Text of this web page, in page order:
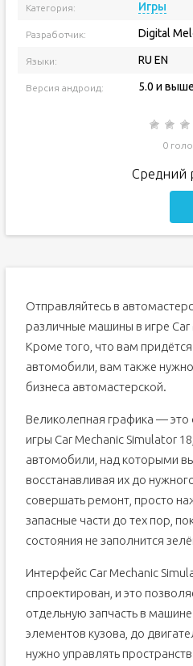
Категория: Игры
Разработчик: Digital
Языки: RU EN
Версия андроид: 5.0 и выше
0
Средний
Отправляйтесь в
различные машины в игре Car
Кроме того, что вам
автомобили, вам также
бизнеса автомастерской.
Великолепная графика — это
игры Car Mechanic Simulator
автомобили, над которыми
восстанавливая их до
совершать ремонт, просто
запасные части до тех пор,
состояния не заполнится
Интерфейс Car Mechanic
спроектирован, и это
отдельную запчасть в
элементов кузова, до
нужно управлять